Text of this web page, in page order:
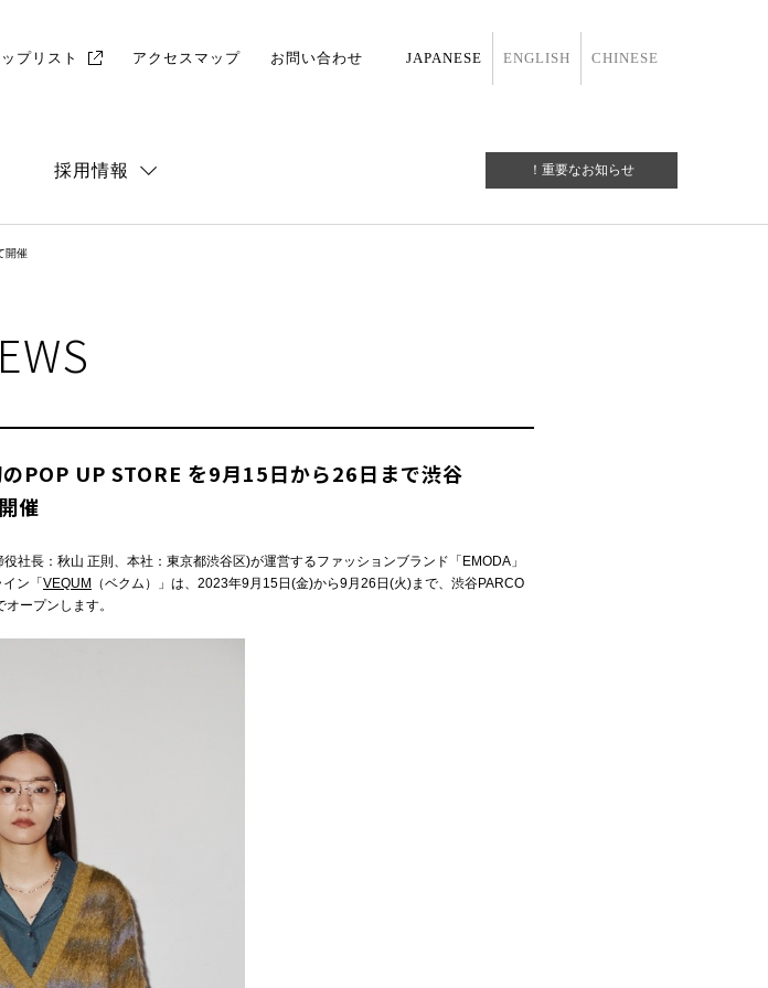
プリスト アクセスマップ お問い合わせ JAPANESE ENGLISH CHINESE
採用情報 ！重要なお知らせ
開催
POP UP STORE を9月15日から26日まで渋谷
催
社長：秋山 正則、本社：東京都渋谷区)が運営するファッションブランド「EMODA」
ン「VEQUM （ベクム）」は、2023年9月15日(金)から9月26日(火)まで、渋谷PARCO
ープンします。